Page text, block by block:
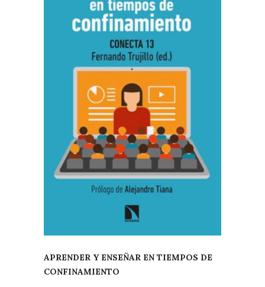
APRENDER Y ENSEÑAR EN TIEMPOS DE
CONFINAMIENTO